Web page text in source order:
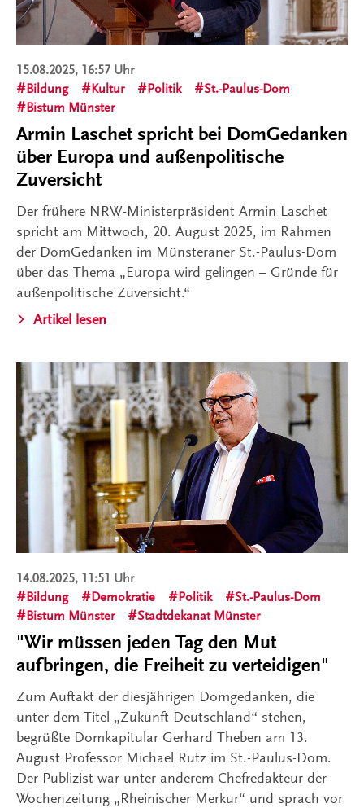
15.08.2025, 16:57 Uhr
Bildung
Kultur Politik
St.-Paulus-Dom
Bistum Münster
Armin Laschet spricht bei DomGedanken
über Europa und außenpolitische
Zuversicht
Der frühere NRW-Ministerpräsident Armin Laschet
spricht am Mittwoch, 20. August 2025, im Rahmen
der DomGedanken im Münsteraner St.-Paulus-Dom
über das Thema „Europa wird gelingen – Gründe für
außenpolitische Zuversicht.“
Artikel lesen
14.08.2025, 11:51 Uhr
Bildung
Demokratie Politik
St.-Paulus-Dom
Bistum Münster
Stadtdekanat Münster
"Wir müssen jeden Tag den Mut
aufbringen, die Freiheit zu verteidigen"
Zum Auftakt der diesjährigen Domgedanken, die
unter dem Titel „Zukunft Deutschland“ stehen,
begrüßte Domkapitular Gerhard Theben am 13.
August Professor Michael Rutz im St.-Paulus-Dom.
Der Publizist war unter anderem Chefredakteur der
Wochenzeitung „Rheinischer Merkur“ und sprach vor